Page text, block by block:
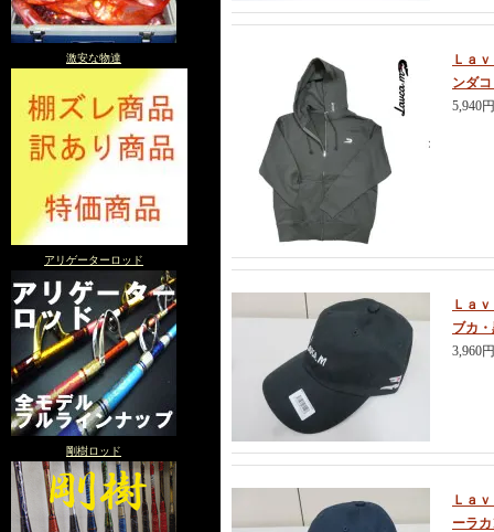
激安な物達
アリゲーターロッド
剛樹ロッド
Ｌａ
ンダ
5,940
Ｌａ
ブカ
3,960
Ｌａ
ーラ